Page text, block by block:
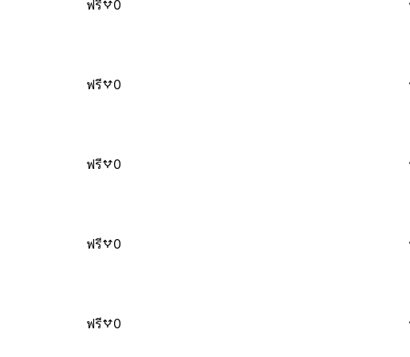
ฟรี 0
ฟรี 0
ฟรี 0
ฟรี 0
ฟรี 0